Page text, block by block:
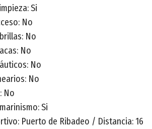
Si
No
No
No
No
No
No
Si
Puerto de Ribadeo / Distancia: 16